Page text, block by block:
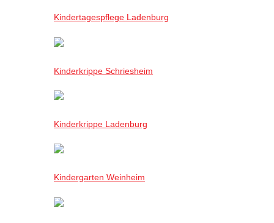
Kindertagespflege Ladenburg
Kinderkrippe Schriesheim
Kinderkrippe Ladenburg
Kindergarten Weinheim